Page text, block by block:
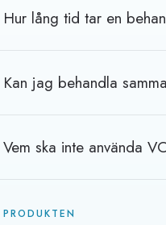
Hur lång tid tar en
Kan jag behandla
Vem ska inte använda
PRODUKTEN